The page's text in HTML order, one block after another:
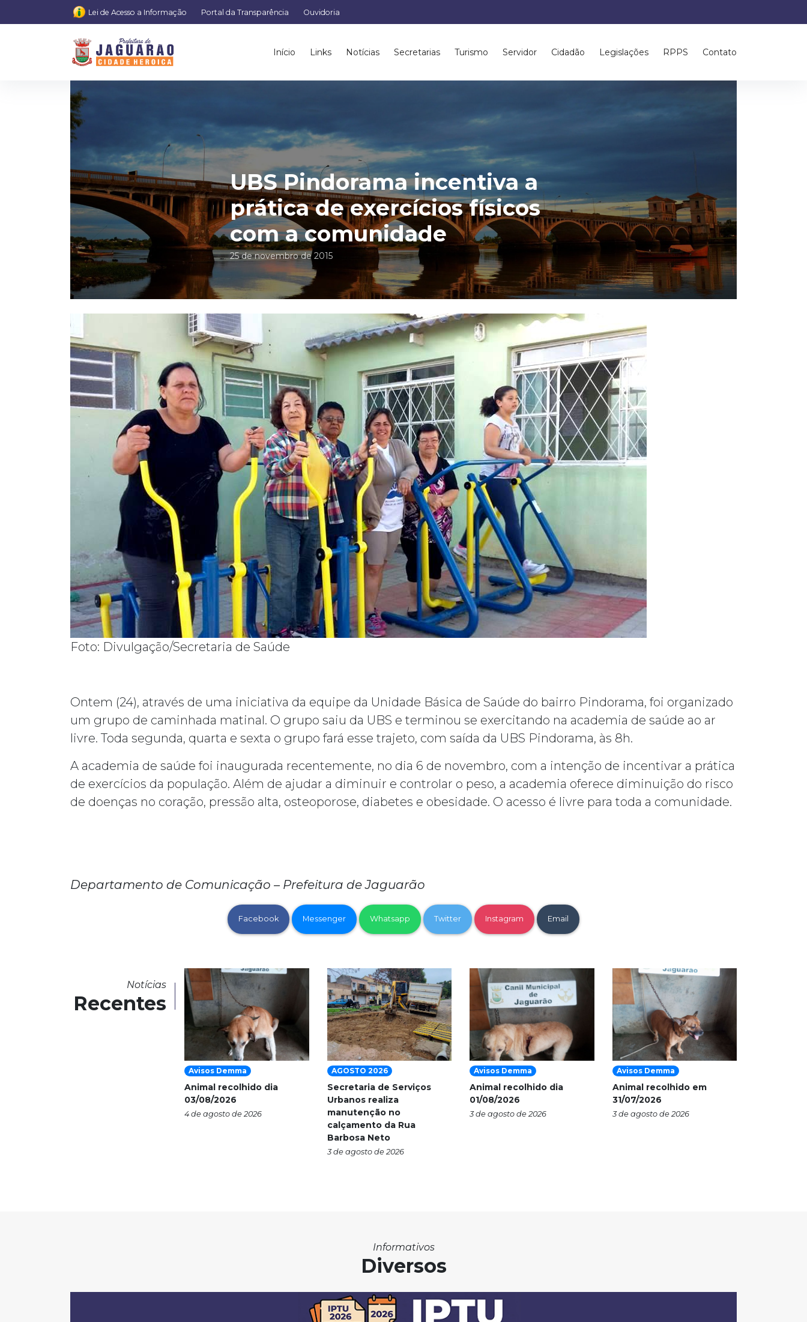
Lei de Acesso a Informação Portal da Transparência Ouvidoria
Início Links Notícias Secretarias Turismo Servidor Cidadão Legislações RPPS Contato
UBS Pindorama incentiva a
prática de exercícios físicos
com a comunidade
25 de novembro de 2015
Foto: Divulgação/Secretaria de Saúde
Ontem (24), através de uma iniciativa da equipe da Unidade Básica de Saúde do bairro Pindorama, foi organizado
um grupo de caminhada matinal. O grupo saiu da UBS e terminou se exercitando na academia de saúde ao ar
livre. Toda segunda, quarta e sexta o grupo fará esse trajeto, com saída da UBS Pindorama, às 8h.
A academia de saúde foi inaugurada recentemente, no dia 6 de novembro, com a intenção de incentivar a prática
de exercícios da população. Além de ajudar a diminuir e controlar o peso, a academia oferece diminuição do risco
de doenças no coração, pressão alta, osteoporose, diabetes e obesidade. O acesso é livre para toda a comunidade.
Departamento de Comunicação – Prefeitura de Jaguarão
Facebook Messenger Whatsapp Twitter Instagram Email
Notícias
Recentes
Avisos Demma
Animal recolhido dia
03/08/2026
4 de agosto de 2026
AGOSTO 2026
Secretaria de Serviços
Urbanos realiza
manutenção no
calçamento da Rua
Barbosa Neto
3 de agosto de 2026
Avisos Demma
Animal recolhido dia
01/08/2026
3 de agosto de 2026
Avisos Demma
Animal recolhido em
31/07/2026
3 de agosto de 2026
Informativos
Diversos